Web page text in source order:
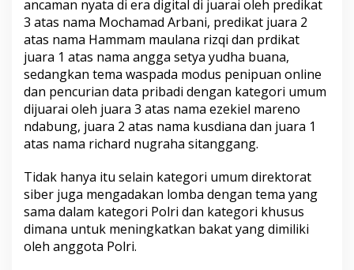
ancaman nyata di era digital di juarai oleh predikat
3 atas nama Mochamad Arbani, predikat juara 2
atas nama Hammam maulana rizqi dan prdikat
juara 1 atas nama angga setya yudha buana,
sedangkan tema waspada modus penipuan online
dan pencurian data pribadi dengan kategori umum
dijuarai oleh juara 3 atas nama ezekiel mareno
ndabung, juara 2 atas nama kusdiana dan juara 1
atas nama richard nugraha sitanggang.
Tidak hanya itu selain kategori umum direktorat
siber juga mengadakan lomba dengan tema yang
sama dalam kategori Polri dan kategori khusus
dimana untuk meningkatkan bakat yang dimiliki
oleh anggota Polri.